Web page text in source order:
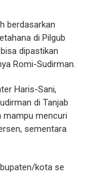
berdasarkan
di Pilgub
dipastikan
Romi-Sudirman.
Haris-Sani,
di Tanjab
mampu mencuri
sementara
kota se